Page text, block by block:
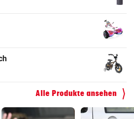
Alle Produkte ansehen